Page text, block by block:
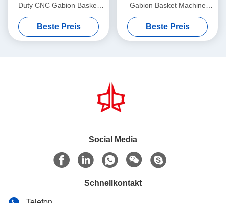
Duty CNC Gabion Basket
Welding Machine 5300mm
Width Double Twist Mesh
Production Equipment
Beste Preis
Gabion Basket Machine
4300mm Working Width
Servo-Driven Double Twist
Mesh Equipment
Beste Preis
Social Media
Schnellkontakt